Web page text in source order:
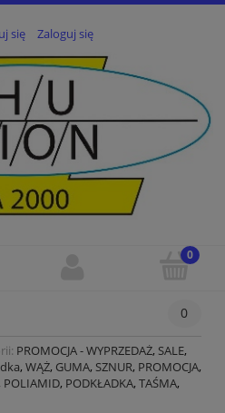
się Zaloguj się
0
PROMOCJA - WYPRZEDAŻ, SALE,
, WĄŻ, GUMA, SZNUR, PROMOCJA,
POLIAMID, PODKŁADKA, TAŚMA,